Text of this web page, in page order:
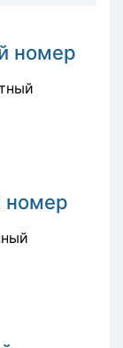
номер
номер